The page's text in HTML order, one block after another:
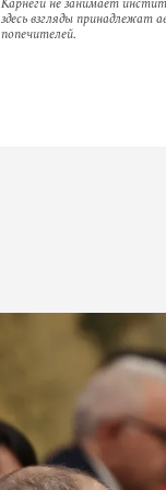
здесь взгляды принадлежат
попечителей.